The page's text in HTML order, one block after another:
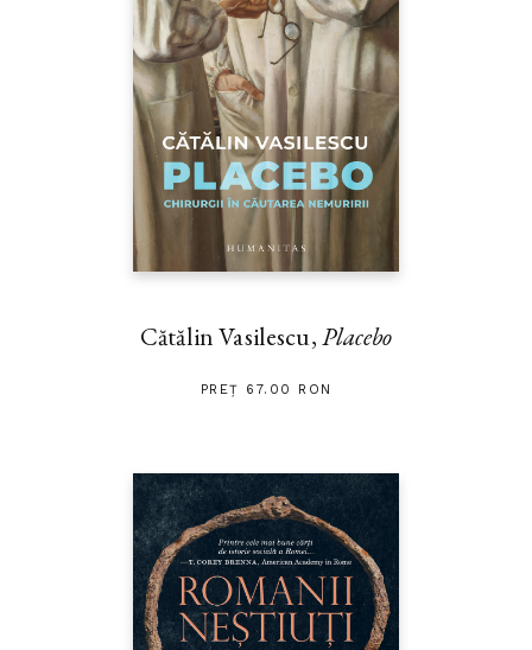
Cătălin Vasilescu,Placebo
PREȚ 67.00 RON